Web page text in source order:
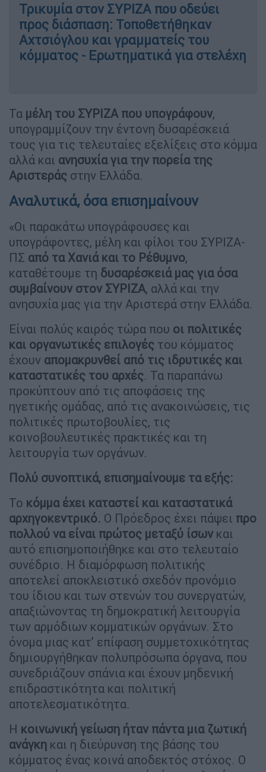
Τρικυμία στον ΣΥΡΙΖΑ που οδεύει
προς διάσπαση: Τοποθετήθηκαν
Αχτσιόγλου και γραμματείς του
κόμματος - Ερωτηματικά για στελέχη
Τα μέλη του ΣΥΡΙΖΑ που υπογράφουν,
υπογραμμίζουν την έντονη δυσαρέσκειά
τους για τις τελευταίες εξελίξεις στο κόμμα
αλλά και ανησυχία για την πορεία της
Αριστεράς στην Ελλάδα.
Αναλυτικά, όσα επισημαίνουν
«Οι παρακάτω υπογράφουσες και
υπογράφοντες, μέλη και φίλοι του ΣΥΡΙΖΑ-
ΠΣ από τα Χανιά και το Ρέθυμνο,
καταθέτουμε τη δυσαρέσκειά μας για όσα
συμβαίνουν στον ΣΥΡΙΖΑ, αλλά και την
ανησυχία μας για την Αριστερά στην Ελλάδα.
Είναι πολύς καιρός τώρα που οι πολιτικές
και οργανωτικές επιλογές του κόμματος
έχουν απομακρυνθεί από τις ιδρυτικές και
καταστατικές του αρχές. Τα παραπάνω
προκύπτουν από τις αποφάσεις της
ηγετικής ομάδας, από τις ανακοινώσεις, τις
πολιτικές πρωτοβουλίες, τις
κοινοβουλευτικές πρακτικές και τη
λειτουργία των οργάνων.
Πολύ συνοπτικά, επισημαίνουμε τα εξής:
Το κόμμα έχει καταστεί και καταστατικά
αρχηγοκεντρικό. Ο Πρόεδρος έχει πάψει προ
πολλού να είναι πρώτος μεταξύ ίσων και
αυτό επισημοποιήθηκε και στο τελευταίο
συνέδριο. Η διαμόρφωση πολιτικής
αποτελεί αποκλειστικό σχεδόν προνόμιο
του ίδιου και των στενών του συνεργατών,
απαξιώνοντας τη δημοκρατική λειτουργία
των αρμόδιων κομματικών οργάνων. Στο
όνομα μιας κατ’ επίφαση συμμετοχικότητας
δημιουργήθηκαν πολυπρόσωπα όργανα, που
συνεδριάζουν σπάνια και έχουν μηδενική
επιδραστικότητα και πολιτική
αποτελεσματικότητα.
Η κοινωνική γείωση ήταν πάντα μια ζωτική
ανάγκη και η διεύρυνση της βάσης του
κόμματος ένας κοινά αποδεκτός στόχος. Ο